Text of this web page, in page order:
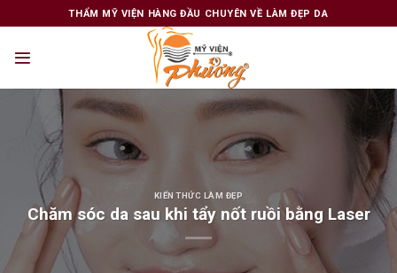
to
THẨM MỸ VIỆN HÀNG ĐẦU CHUYÊN VỀ LÀM ĐẸP DA
KIẾN THỨC LÀM ĐẸP
Chăm sóc da sau khi tẩy nốt ruồi bằng Laser